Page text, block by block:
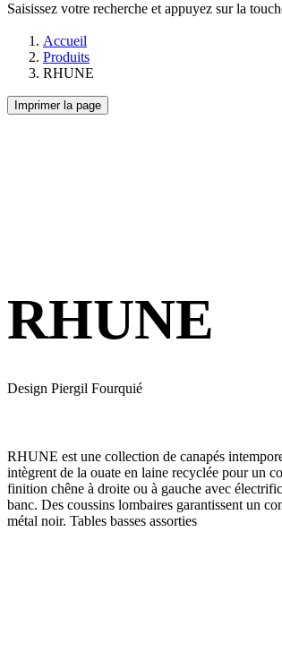
Saisissez votre recherche et appuyez sur la
Accueil
Produits
RHUNE
Imprimer la page
RHUNE
Design Piergil Fourquié
RHUNE est une collection de canapés
intègrent de la ouate en laine recyclée pour un
finition chêne à droite ou à gauche avec
banc. Des coussins lombaires garantissent un
métal noir. Tables basses assorties